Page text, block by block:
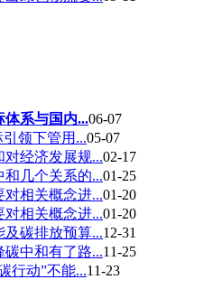
体系与国内...06-07
领下管用...05-07
对经济发展规...02-17
和几个关系的...01-25
对相关概念进...01-20
对相关概念进...01-20
碳排放预算...12-31
碳中和有了路...11-25
行动”不能...11-23